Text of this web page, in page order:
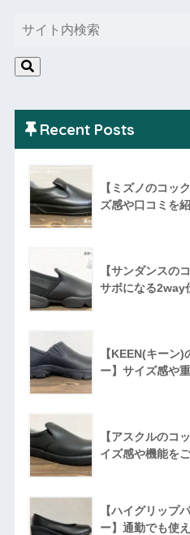
Recent Posts
【ミズノのコッ
ズ感や口コミを
【サンダンスの
サボになる2way
【KEEN(キーン
ー】サイズ感や
【アスクルのコ
イズ感や機能を
【ハイグリップ
ー】通勤でも使